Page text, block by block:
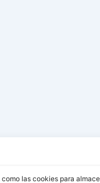
las cookies para